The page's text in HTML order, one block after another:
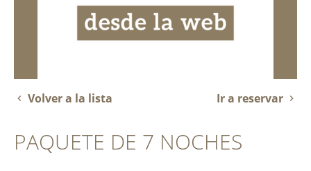
Volver a la lista Ir a reservar
PAQUETE DE 7 NOCHES